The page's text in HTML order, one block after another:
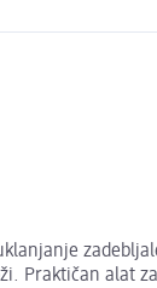
Praktičan alat